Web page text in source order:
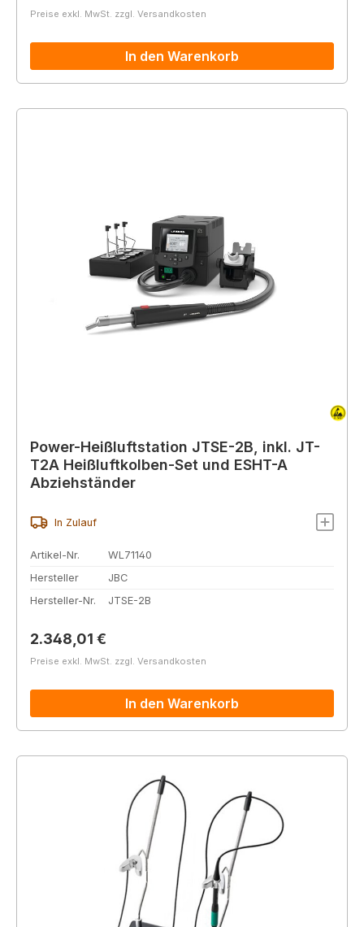
Preise exkl. MwSt. zzgl. Versandkosten
In den Warenkorb
Power-Heißluftstation JTSE-2B, inkl. JT-
T2A Heißluftkolben-Set und ESHT-A
Abziehständer
In Zulauf
Artikel-Nr.
WL71140
Hersteller
JBC
Hersteller-Nr.
JTSE-2B
Regulärer Preis:
2.348,01 €
Preise exkl. MwSt. zzgl. Versandkosten
In den Warenkorb